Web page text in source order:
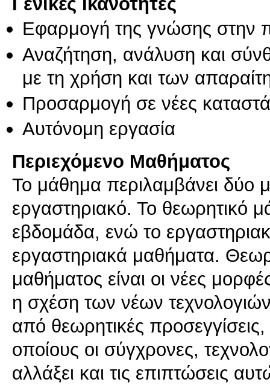
Εφαρμογή της γνώσης στην
Αναζήτηση, ανάλυση και
με τη χρήση και των
Προσαρμογή σε νέες
Αυτόνομη εργασία
Περιεχόμενο Μαθήματος
Το μάθημα περιλαμβάνει δύο
εργαστηριακό. Το θεωρητικό
εβδομάδα, ενώ το
εργαστηριακά μαθήματα.
μαθήματος είναι οι νέες
η σχέση των νέων
από θεωρητικές
οποίους οι σύγχρονες,
αλλάξει και τις επιπτώσεις